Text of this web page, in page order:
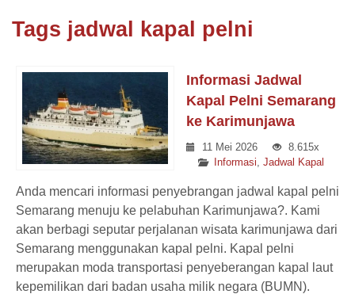
Tags jadwal kapal pelni
Informasi Jadwal
Kapal Pelni Semarang
ke Karimunjawa
11 Mei 2026
8.615x
Informasi, Jadwal Kapal
Anda mencari informasi penyebrangan jadwal kapal pelni
Semarang menuju ke pelabuhan Karimunjawa?. Kami
akan berbagi seputar perjalanan wisata karimunjawa dari
Semarang menggunakan kapal pelni. Kapal pelni
merupakan moda transportasi penyeberangan kapal laut
kepemilikan dari badan usaha milik negara (BUMN).